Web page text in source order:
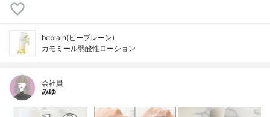
beplain(ビープレーン)
カモミール弱酸性ローション
会社員
みゆ